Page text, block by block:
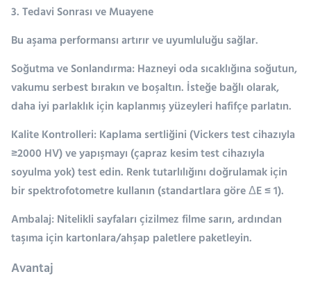
3. Tedavi Sonrası ve Muayene
Bu aşama performansı artırır ve uyumluluğu sağlar.
Soğutma ve Sonlandırma: Hazneyi oda sıcaklığına soğutun,
vakumu serbest bırakın ve boşaltın. İsteğe bağlı olarak,
daha iyi parlaklık için kaplanmış yüzeyleri hafifçe parlatın.
Kalite Kontrolleri: Kaplama sertliğini (Vickers test cihazıyla
≥2000 HV) ve yapışmayı (çapraz kesim test cihazıyla
soyulma yok) test edin. Renk tutarlılığını doğrulamak için
bir spektrofotometre kullanın (standartlara göre ΔE ≤ 1).
Ambalaj: Nitelikli sayfaları çizilmez filme sarın, ardından
taşıma için kartonlara/ahşap paletlere paketleyin.
Avantaj